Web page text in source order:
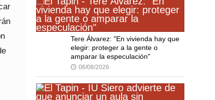
Tere Álvarez: "En vivienda hay que
elegir: proteger a la gente o
amparar la especulación"
🕔 06/08/2026